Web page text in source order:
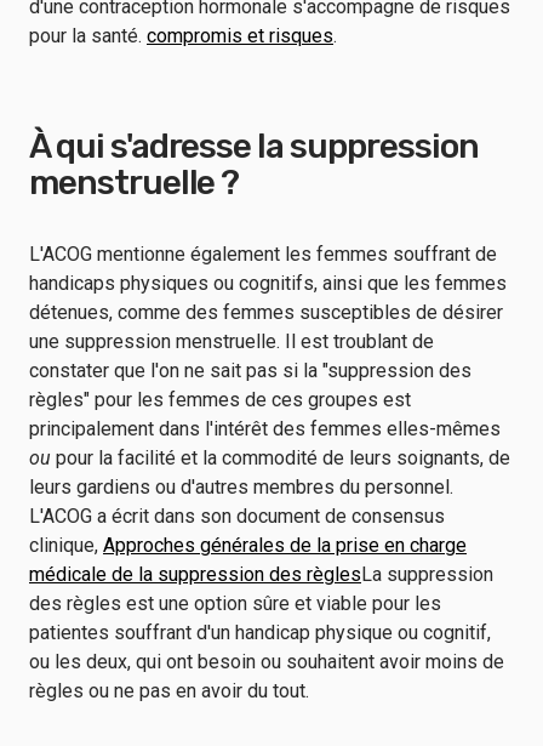
d'une contraception hormonale s'accompagne de risques
pour la santé. compromis et risques.
À qui s'adresse la suppression
menstruelle ?
L'ACOG mentionne également les femmes souffrant de
handicaps physiques ou cognitifs, ainsi que les femmes
détenues, comme des femmes susceptibles de désirer
une suppression menstruelle. Il est troublant de
constater que l'on ne sait pas si la "suppression des
règles" pour les femmes de ces groupes est
principalement dans l'intérêt des femmes elles-mêmes
ou pour la facilité et la commodité de leurs soignants, de
leurs gardiens ou d'autres membres du personnel.
L'ACOG a écrit dans son document de consensus
clinique, Approches générales de la prise en charge
médicale de la suppression des règlesLa suppression
des règles est une option sûre et viable pour les
patientes souffrant d'un handicap physique ou cognitif,
ou les deux, qui ont besoin ou souhaitent avoir moins de
règles ou ne pas en avoir du tout.